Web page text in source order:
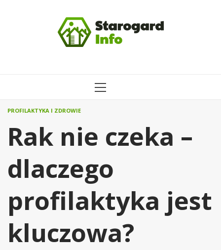
MENU
PROFILAKTYKA I ZDROWIE
Rak nie czeka –
dlaczego
profilaktyka jest
kluczowa?